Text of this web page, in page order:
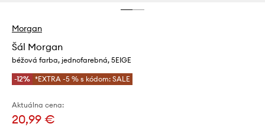
Morgan
Šál Morgan
béžová farba, jednofarebná, 5EIGE
-12% *EXTRA -5 % s kódom: SALE
Aktuálna cena:
20,99 €